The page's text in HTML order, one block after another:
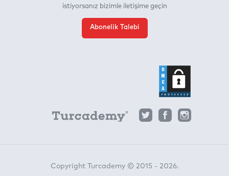
istiyorsanız bizimle iletişime geçin
Abonelik Talebi
Copyright Turcademy © 2015 - 2026.